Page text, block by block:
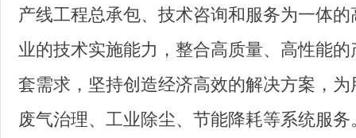
产线工程总承包、技术咨询和服务为一体
业的技术实施能力，整合高质量、高性能
套需求，坚持创造经济高效的解决方案，
废气治理、工业除尘、节能降耗等系统服务